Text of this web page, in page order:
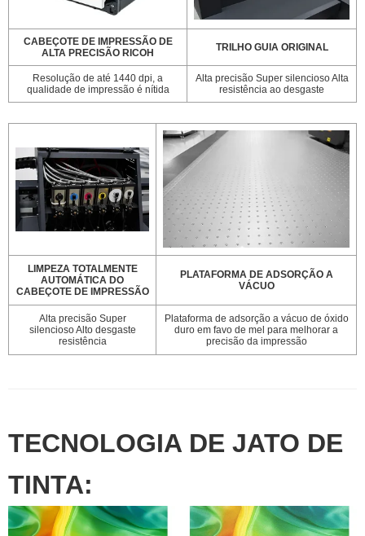
CABEÇOTE DE IMPRESSÃO DE
ALTA PRECISÃO RICOH
TRILHO GUIA ORIGINAL
Resolução de até 1440 dpi, a
qualidade de impressão é nítida
Alta precisão Super silencioso Alta
resistência ao desgaste
LIMPEZA TOTALMENTE
AUTOMÁTICA DO
CABEÇOTE DE IMPRESSÃO
PLATAFORMA DE ADSORÇÃO A
VÁCUO
Alta precisão Super
silencioso Alto desgaste
resistência
Plataforma de adsorção a vácuo de óxido
duro em favo de mel para melhorar a
precisão da impressão
TECNOLOGIA DE JATO DE
TINTA: